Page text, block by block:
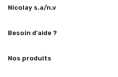
Nicolay s.a/n.v
Besoin d'aide ?
Nos produits